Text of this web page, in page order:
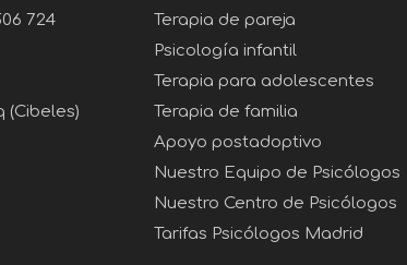
724
(Cibeles)
Terapia de pareja
Psicología infantil
Terapia para adolescentes
Terapia de familia
Apoyo postadoptivo
Nuestro Equipo de Psicólogos
Nuestro Centro de Psicólogos
Tarifas Psicólogos Madrid